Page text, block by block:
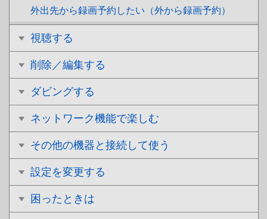
外出先から録画予約したい（外から録画予約）
視聴する
削除／編集する
ダビングする
ネットワーク機能で楽しむ
その他の機器と接続して使う
設定を変更する
困ったときは